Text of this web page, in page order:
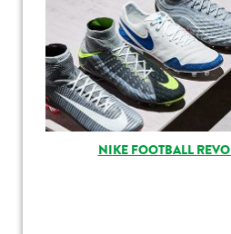
NIKE FOOTBALL